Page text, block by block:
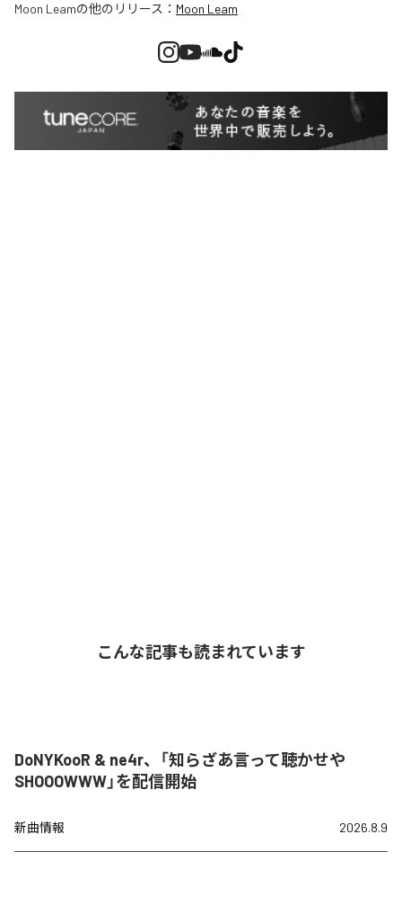
Moon Leamの他のリリース： Moon Leam
こんな記事も読まれています
DoNYKooR & ne4r、「知らざあ言って聴かせや
SHOOOWWW」を配信開始
新曲情報 2026.8.9